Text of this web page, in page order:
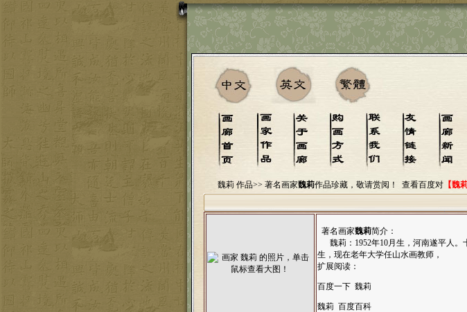
魏莉 作品>> 著名画家魏莉作品珍藏，敬请赏阅！ 查看百度对【魏莉
著名画家魏莉简介：
魏莉：1952年10月生，河南遂平人。
生，现在老年大学任山水画教师，
扩展阅读：
百度一下 魏莉
魏莉 百度百科